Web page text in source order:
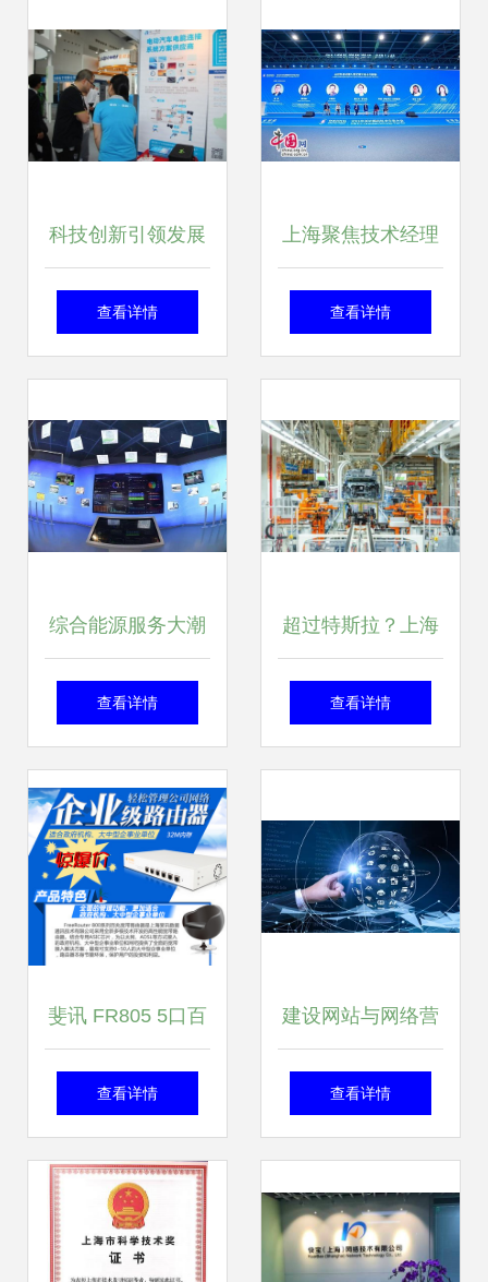
市 术服务为例
科技创新引领发展
容一电动亮相第九
（桩）技术装备展
览会
查看详情
上海聚焦技术经理
人职业化 2030年
网络计划再升级
查看详情
综合能源服务大潮
起，储热技术迎风
查看详情
超过特斯拉？上海
新添一座投资170
是全球巨头的一场
豪赌
查看详情
斐讯 FR805 5口百
兆企业路由器详解
决方案
查看详情
建设网站与网络营
销导读 技术更新与
新趋势
查看详情